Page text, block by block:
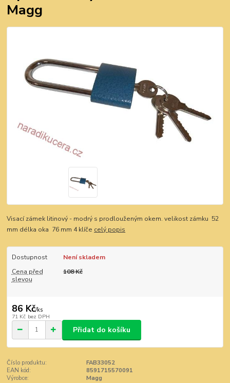
Magg
Visací zámek litinový - modrý s prodlouženým okem. velikost zámku 52
mm délka oka 76 mm 4 klíče celý popis
Dostupnost
Není skladem
Cena před
slevou
108 Kč
86 Kč/ks
71 Kč bez DPH
Přidat do košíku
Číslo produktu:
FAB33052
EAN kód:
8591715570091
Výrobce:
Magg